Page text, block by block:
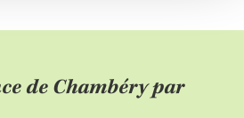
de Chambérypar